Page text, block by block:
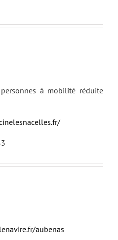
à mobilité réduite
aubenas